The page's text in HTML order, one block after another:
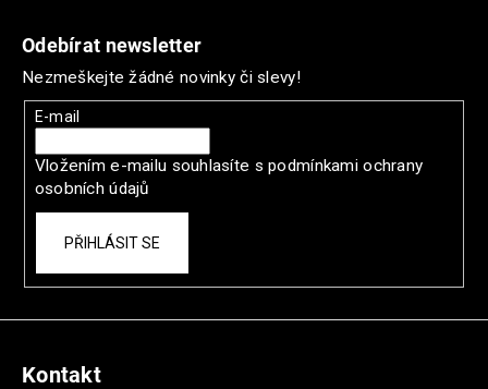
i
s
h
o
d
n
o
c
í
Odebírat newsletter
Nezmeškejte žádné novinky či slevy!
E-mail
Vložením e-mailu souhlasíte spodmínkami ochrany
osobních údajů
PŘIHLÁSIT SE
Kontakt